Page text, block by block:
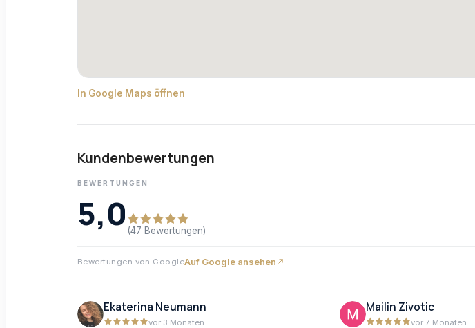
In Google Maps öffnen
Kundenbewertungen
BEWERTUNGEN
5,0 (47 Bewertungen)
Bewertungen von GoogleAuf Google ansehen
Ekaterina Neumann
vor 3 Monaten
Mailin Zivotic
vor 7 Monaten